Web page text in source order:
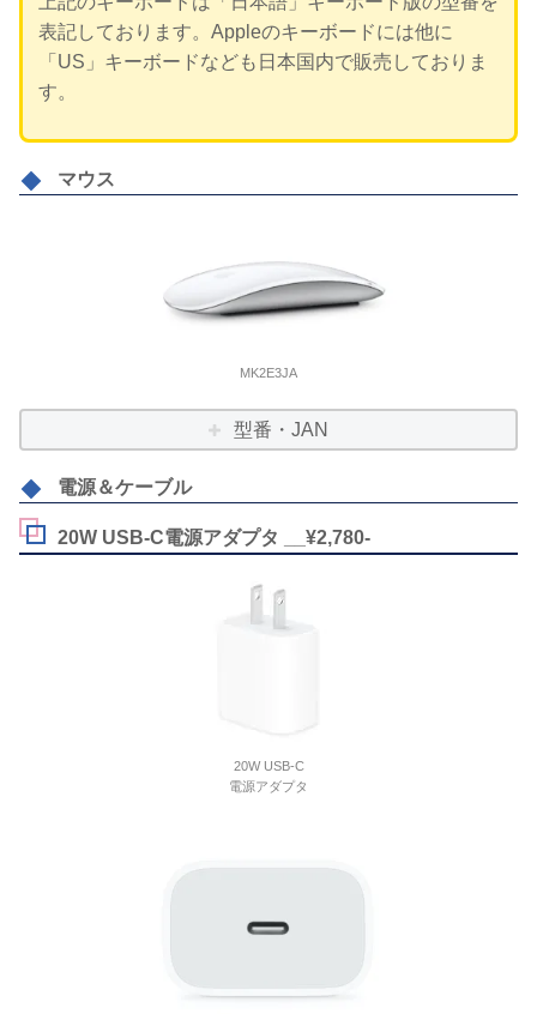
表記しております。Appleのキーボードには他に
「US」キーボードなども日本国内で販売しておりま
す。
マウス
MK2E3JA
型番・JAN
電源＆ケーブル
20W USB-C電源アダプタ __¥2,780-
20W USB-C
電源アダプタ